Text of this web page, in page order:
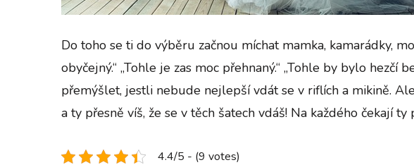
Do toho se ti do výběru začnou míchat mamka, kamarádky,
obyčejný.“ „Tohle je zas moc přehnaný.“ „Tohle by bylo
přemýšlet, jestli nebude nejlepší vdát se v riflích a mikině.
a ty přesně víš, že se v těch šatech vdáš! Na každého čekají
4.4/5 - (9 votes)